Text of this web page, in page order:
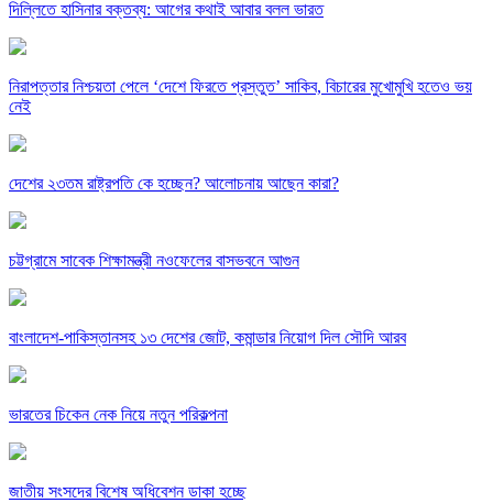
দিল্লিতে হাসিনার বক্তব্য: আগের কথাই আবার বলল ভারত
নিরাপত্তার নিশ্চয়তা পেলে ‘দেশে ফিরতে প্রস্তুত’ সাকিব, বিচারের মুখোমুখি হতেও ভয়
নেই
দেশের ২৩তম রাষ্ট্রপতি কে হচ্ছেন? আলোচনায় আছেন কারা?
চট্টগ্রামে সাবেক শিক্ষামন্ত্রী নওফেলের বাসভবনে আগুন
বাংলাদেশ-পাকিস্তানসহ ১৩ দেশের জোট, কমান্ডার নিয়োগ দিল সৌদি আরব
ভারতের চিকেন নেক নিয়ে নতুন পরিকল্পনা
জাতীয় সংসদের বিশেষ অধিবেশন ডাকা হচ্ছে